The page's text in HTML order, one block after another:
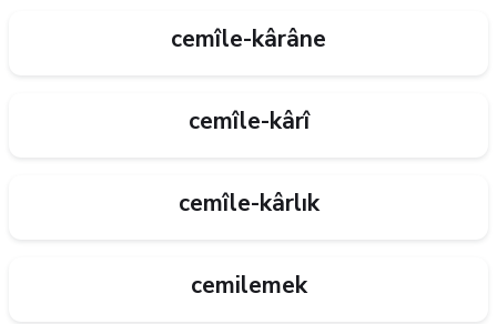
cemîle-kârâne
cemîle-kârî
cemîle-kârlık
cemilemek